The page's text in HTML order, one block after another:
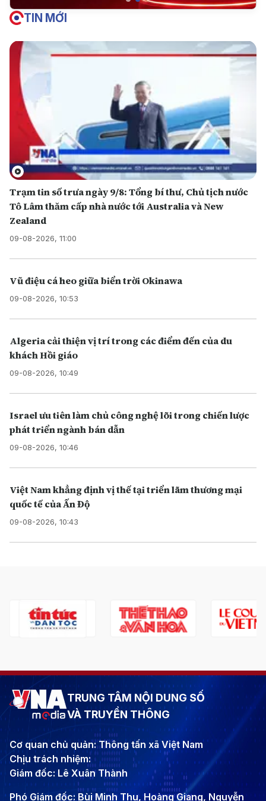
TIN MỚI
Trạm tin số trưa ngày 9/8: Tổng bí thư, Chủ tịch nước
Tô Lâm thăm cấp nhà nước tới Australia và New
Zealand
09-08-2026, 11:00
Vũ điệu cá heo giữa biển trời Okinawa
09-08-2026, 10:53
Algeria cải thiện vị trí trong các điểm đến của du
khách Hồi giáo
09-08-2026, 10:49
Israel ưu tiên làm chủ công nghệ lõi trong chiến lược
phát triển ngành bán dẫn
09-08-2026, 10:46
Việt Nam khẳng định vị thế tại triển lãm thương mại
quốc tế của Ấn Độ
09-08-2026, 10:43
TRUNG TÂM NỘI DUNG SỐ
VÀ TRUYỀN THÔNG
Cơ quan chủ quản: Thông tấn xã Việt Nam
Chịu trách nhiệm:
Giám đốc: Lê Xuân Thành
Phó Giám đốc: Bùi Minh Thu, Hoàng Giang, Nguyễn